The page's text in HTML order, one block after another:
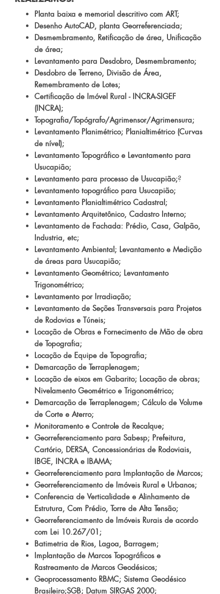
Planta baixa e memorial descritivo com ART;
Desenho AutoCAD, planta Georreferenciada;
Desmembramento, Retificação de área, Unificação
de área;
Levantamento para Desdobro, Desmembramento;
Desdobro de Terreno, Divisão de Área,
Remembramento de Lotes;
Certificação de Imóvel Rural - INCRA-SIGEF
(INCRA);
Topografia/Topógrafo/Agrimensor/Agrimensura;
Levantamento Planimétrico; Planialtimétrico (Curvas
de nível);
Levantamento Topográfico e Levantamento para
Usucapião;
Levantamento para processo de Usucapião;?
Levantamento topográfico para Usucapião;
Levantamento Planialtimétrico Cadastral;
Levantamento Arquitetônico, Cadastro Interno;
Levantamento de Fachada: Prédio, Casa, Galpão,
Industria, etc;
Levantamento Ambiental; Levantamento e Medição
de áreas para Usucapião;
Levantamento Geométrico; Levantamento
Trigonométrico;
Levantamento por Irradiação;
Levantamento de Seções Transversais para Projetos
de Rodovias e Túneis;
Locação de Obras e Fornecimento de Mão de obra
de Topografia;
Locação de Equipe de Topografia;
Demarcação de Terraplenagem;
Locação de eixos em Gabarito; Locação de obras;
Nivelamento Geométrico e Trigonométrico;
Demarcação de Terraplenagem; Cálculo de Volume
de Corte e Aterro;
Monitoramento e Controle de Recalque;
Georreferenciamento para Sabesp; Prefeitura,
Cartório, DERSA, Concessionárias de Rodoviais,
IBGE, INCRA e IBAMA;
Georreferenciamento para Implantação de Marcos;
Georreferenciamento de Imóveis Rural e Urbanos;
Conferencia de Verticalidade e Alinhamento de
Estrutura, Com Prédio, Torre de Alta Tensão;
Georreferenciamento de Imóveis Rurais de acordo
com Lei 10.267/01;
Batimetria de Rios, Lagoa, Barragem;
Implantação de Marcos Topográficos e
Rastreamento de Marcos Geodésicos;
Geoprocessamento RBMC; Sistema Geodésico
Brasileiro;SGB; Datum SIRGAS 2000;